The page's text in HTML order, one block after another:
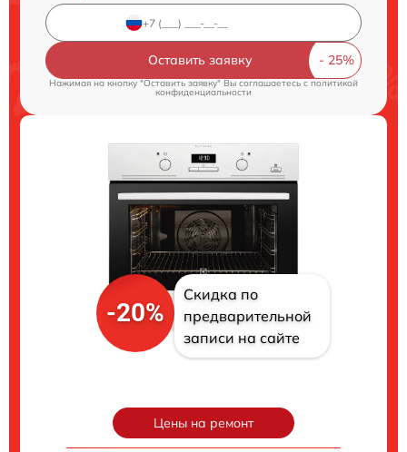
Оставить заявку
Нажимая на кнопку "Оставить заявку" Вы соглашаетесь cполитикой
конфиденциальности
-20%
Скидка по
предварительной
записи на сайте
Цены на ремонт